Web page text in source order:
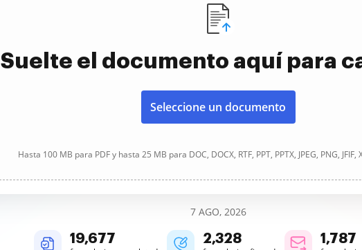
Suelte el documento aquí para
Seleccione un documento
Hasta 100 MB para PDF y hasta 25 MB para DOC, DOCX, RTF, PPT, PPTX, JPEG, PNG, JFIF,
7 AGO, 2026
19,678 2,329 1,787